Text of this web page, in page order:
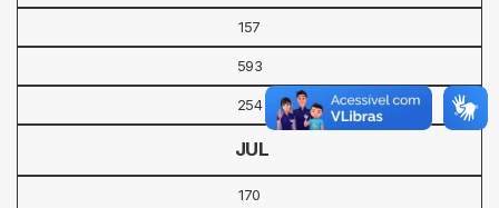
157
593
254
JUL
170